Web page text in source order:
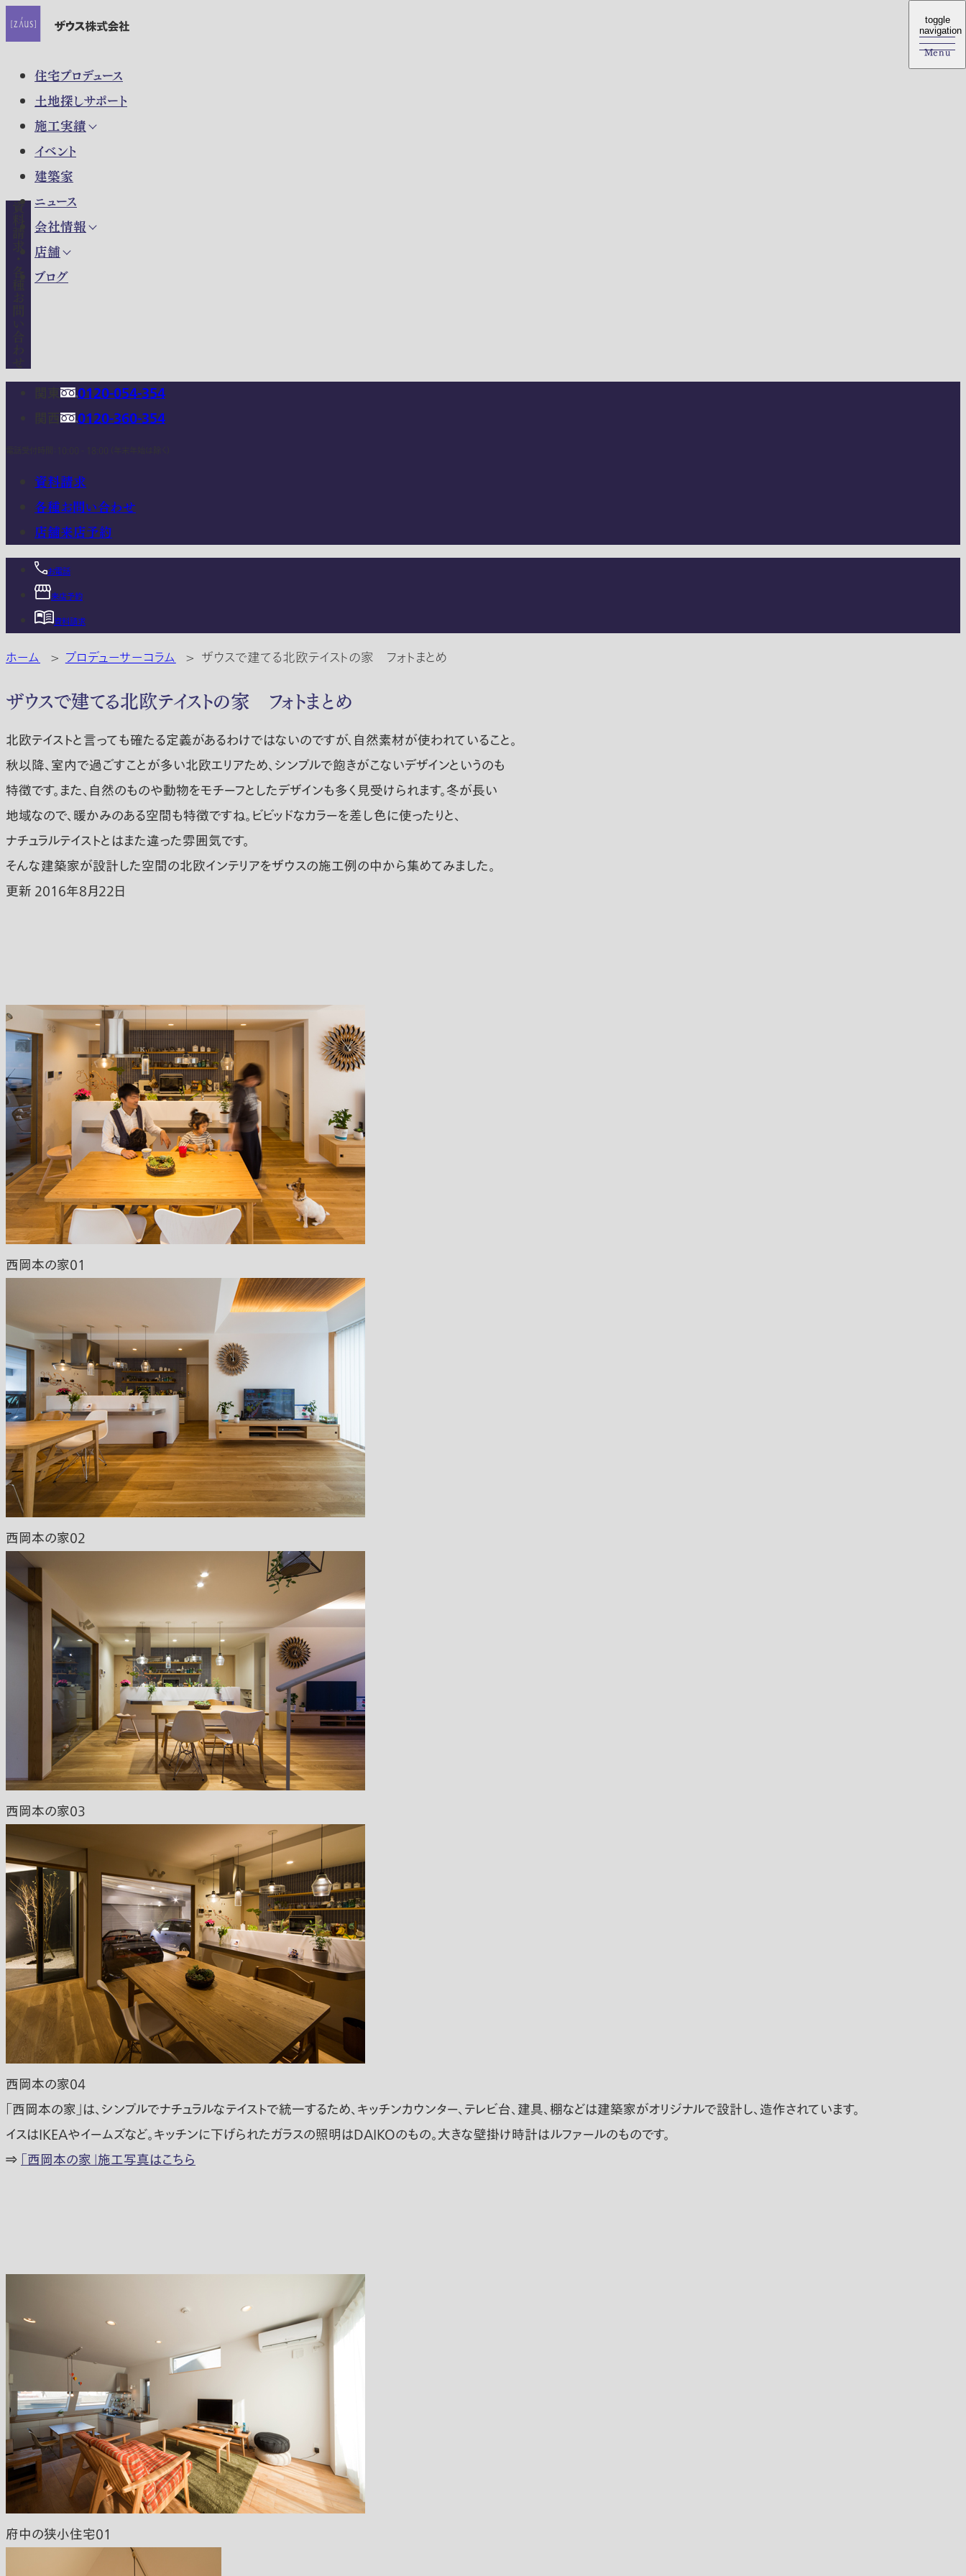
住宅プロデュース
土地探しサポート
施工実績
イベント
建築家
ニュース
会社情報
店舗
ブログ
toggle
navigation
Menu
toggle
navigation
Menu
0120-054-354
0120-360-354
資料請求
各種お問い合わせ
店舗来店予約
お電話
来店予約
資料請求
ホーム > プロデューサーコラム > ザウスで建てる北欧テイストの家 フォトまとめ
ザウスで建てる北欧テイストの家 フォトまとめ
北欧テイストと言っても確たる定義があるわけではないのですが、自然素材が使われていること。
秋以降、室内で過ごすことが多い北欧エリアため、シンプルで飽きがこないデザインというのも
特徴です。また、自然のものや動物をモチーフとしたデザインも多く見受けられます。冬が長い
地域なので、暖かみのある空間も特徴ですね。ビビッドなカラーを差し色に使ったりと、
ナチュラルテイストとはまた違った雰囲気です。
そんな建築家が設計した空間の北欧インテリアをザウスの施工例の中から集めてみました。
更新 2016年8月22日
西岡本の家01
西岡本の家02
西岡本の家03
西岡本の家04
「西岡本の家」は、シンプルでナチュラルなテイストで統一するため、キッチンカウンター、テレビ台、建具、棚などは建築家がオリジナルで設計し、造作されています。
イスはIKEAやイームズなど。キッチンに下げられたガラスの照明はDAIKOのもの。大きな壁掛け時計はルファールのものです。
⇒「西岡本の家」施工写真はこちら
府中の狭小住宅01